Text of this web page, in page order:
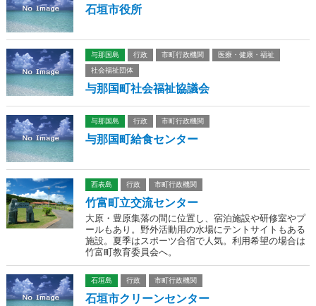
石垣市役所
与那国島 行政 市町行政機関
医療・健康・福祉
社会福祉団体
与那国町社会福祉協議会
与那国島 行政 市町行政機関
与那国町給食センター
西表島 行政 市町行政機関
竹富町立交流センター
大原・豊原集落の間に位置し、宿泊施設や研修室やプ
ールもあり。野外活動用の水場にテントサイトもある
施設。夏季はスポーツ合宿で人気。利用希望の場合は
竹富町教育委員会へ。
石垣島 行政 市町行政機関
石垣市クリーンセンター